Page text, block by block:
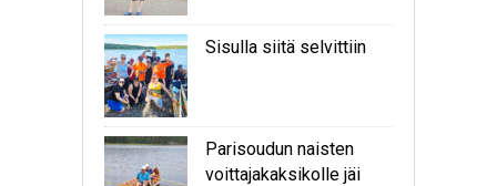
Sisulla siitä selvittiin
Parisoudun naisten
voittajakaksikolle jäi